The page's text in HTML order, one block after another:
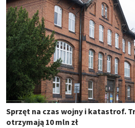
Sprzęt na czas wojny i katastrof.
otrzymają 10 mln zł